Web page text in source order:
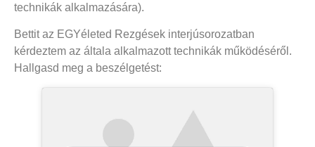
technikák alkalmazására).
Bettit az EGYéleted Rezgések interjúsorozatban
kérdeztem az általa alkalmazott technikák működéséről.
Hallgasd meg a beszélgetést: